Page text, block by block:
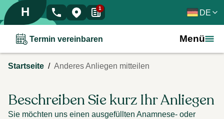
H 1 DE
Termin vereinbaren Menü
Startseite / Anderes Anliegen mitteilen
Beschreiben Sie kurz Ihr Anliegen
Sie möchten uns einen ausgefüllten Anamnese- oder